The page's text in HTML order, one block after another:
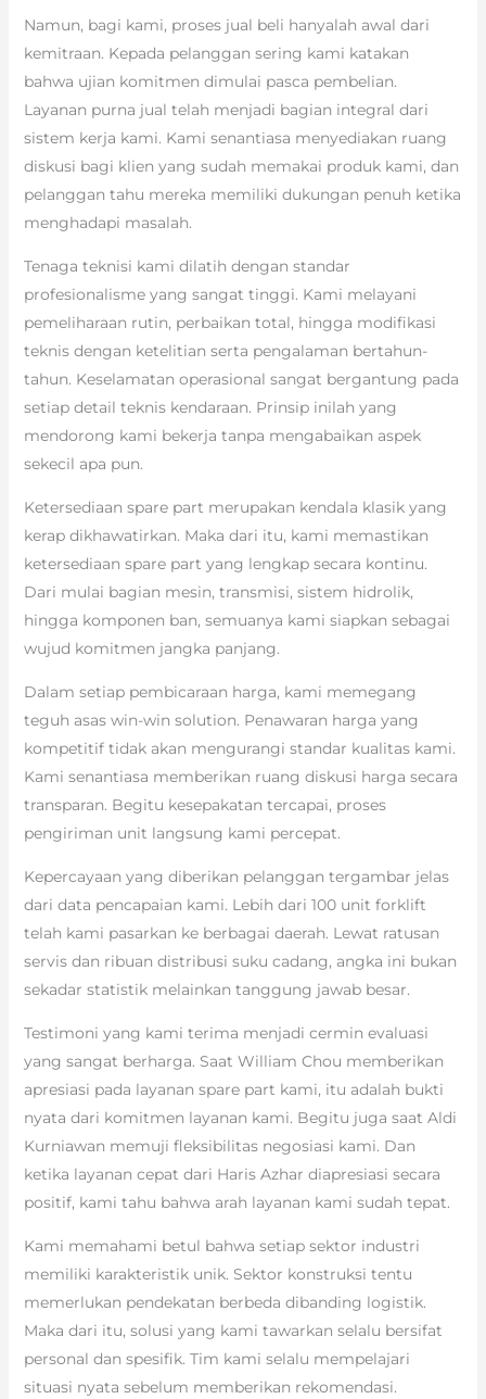
Namun, bagi kami, proses jual beli hanyalah awal dari
kemitraan. Kepada pelanggan sering kami katakan
bahwa ujian komitmen dimulai pasca pembelian.
Layanan purna jual telah menjadi bagian integral dari
sistem kerja kami. Kami senantiasa menyediakan ruang
diskusi bagi klien yang sudah memakai produk kami, dan
pelanggan tahu mereka memiliki dukungan penuh ketika
menghadapi masalah.
Tenaga teknisi kami dilatih dengan standar
profesionalisme yang sangat tinggi. Kami melayani
pemeliharaan rutin, perbaikan total, hingga modifikasi
teknis dengan ketelitian serta pengalaman bertahun-
tahun. Keselamatan operasional sangat bergantung pada
setiap detail teknis kendaraan. Prinsip inilah yang
mendorong kami bekerja tanpa mengabaikan aspek
sekecil apa pun.
Ketersediaan spare part merupakan kendala klasik yang
kerap dikhawatirkan. Maka dari itu, kami memastikan
ketersediaan spare part yang lengkap secara kontinu.
Dari mulai bagian mesin, transmisi, sistem hidrolik,
hingga komponen ban, semuanya kami siapkan sebagai
wujud komitmen jangka panjang.
Dalam setiap pembicaraan harga, kami memegang
teguh asas win-win solution. Penawaran harga yang
kompetitif tidak akan mengurangi standar kualitas kami.
Kami senantiasa memberikan ruang diskusi harga secara
transparan. Begitu kesepakatan tercapai, proses
pengiriman unit langsung kami percepat.
Kepercayaan yang diberikan pelanggan tergambar jelas
dari data pencapaian kami. Lebih dari 100 unit forklift
telah kami pasarkan ke berbagai daerah. Lewat ratusan
servis dan ribuan distribusi suku cadang, angka ini bukan
sekadar statistik melainkan tanggung jawab besar.
Testimoni yang kami terima menjadi cermin evaluasi
yang sangat berharga. Saat William Chou memberikan
apresiasi pada layanan spare part kami, itu adalah bukti
nyata dari komitmen layanan kami. Begitu juga saat Aldi
Kurniawan memuji fleksibilitas negosiasi kami. Dan
ketika layanan cepat dari Haris Azhar diapresiasi secara
positif, kami tahu bahwa arah layanan kami sudah tepat.
Kami memahami betul bahwa setiap sektor industri
memiliki karakteristik unik. Sektor konstruksi tentu
memerlukan pendekatan berbeda dibanding logistik.
Maka dari itu, solusi yang kami tawarkan selalu bersifat
personal dan spesifik. Tim kami selalu mempelajari
situasi nyata sebelum memberikan rekomendasi.